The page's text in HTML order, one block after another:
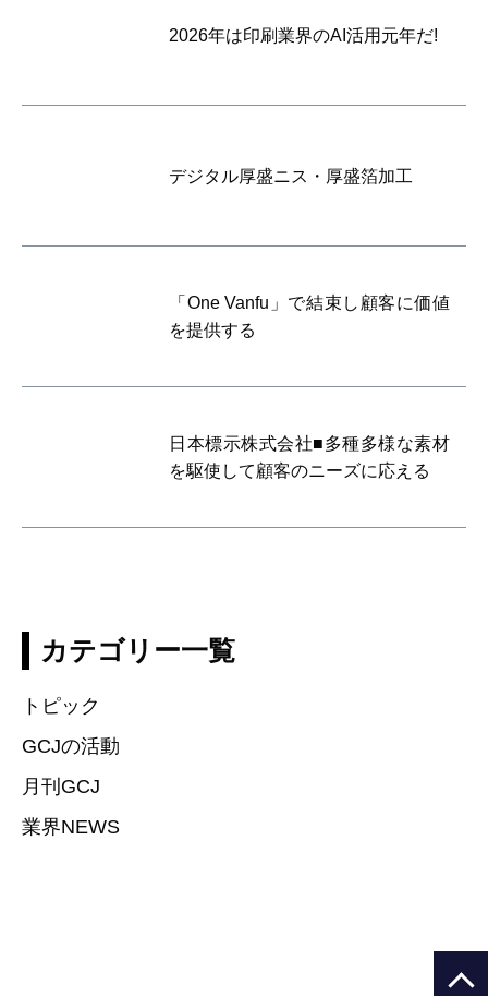
2026年は印刷業界のAI活用元年だ!
デジタル厚盛ニス・厚盛箔加工
「One Vanfu」で結束し顧客に価値
を提供する
日本標示株式会社■多種多様な素材
を駆使して顧客のニーズに応える
カテゴリー一覧
トピック
GCJの活動
月刊GCJ
業界NEWS